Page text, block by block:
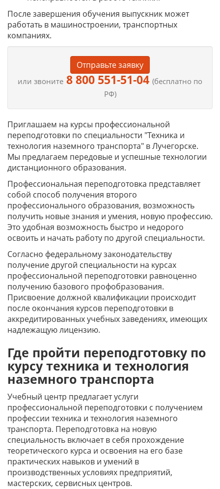
После завершения обучения выпускник может
работать в машиностроении, транспортных
компаниях.
Отправьте заявку
или звоните 8 800 551-51-04 (бесплатно по
РФ)
Приглашаем на курсы профессиональной
переподготовки по специальности "Техника и
технология наземного транспорта" в Лучегорске.
Мы предлагаем передовые и успешные технологии
дистанционного образования.
Профессиональная переподготовка представляет
собой способ получения второго
профессионального образования, возможность
получить новые знания и умения, новую профессию.
Это удобная возможность быстро и недорого
освоить и начать работу по другой специальности.
Согласно федеральному законодательству
получение другой специальности на курсах
профессиональной переподготовки равноценно
получению базового профобразования.
Присвоение должной квалификации происходит
после окончания курсов переподготовки в
аккредитированных учебных заведениях, имеющих
надлежащую лицензию.
Где пройти переподготовку по
курсу техника и технология
наземного транспорта
Учебный центр предлагает услуги
профессиональной переподготовки с получением
профессии техника и технология наземного
транспорта. Переподготовка на новую
специальность включает в себя прохождение
теоретического курса и освоения на его базе
практических навыков и умений в
производственных условиях предприятий,
мастерских, сервисных центров.